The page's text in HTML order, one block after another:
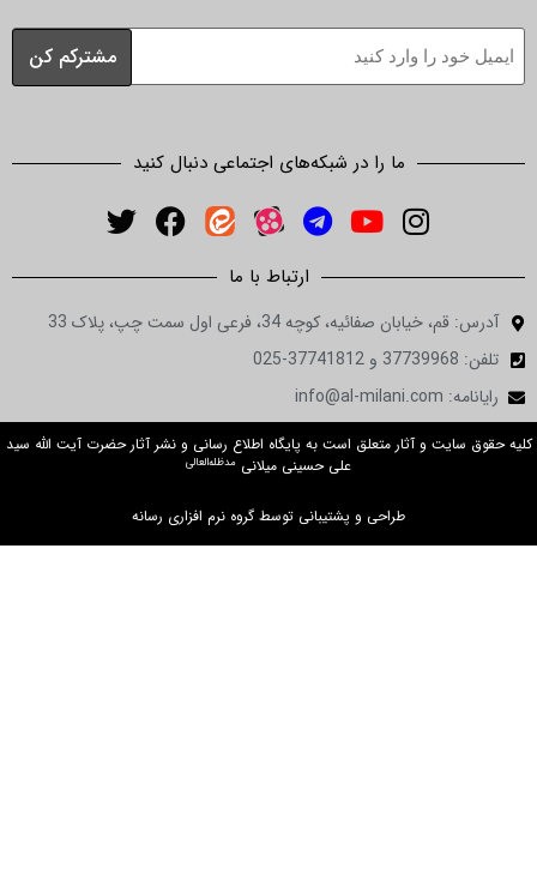
ما را در شبکه‌های اجتماعی دنبال کنید
ارتباط با ما
آدرس: قم، خیابان صفائیه، کوچه 34، فرعی اول سمت چپ، پلاک 33
تلفن: 37739968 و 37741812-025
رایانامه: info@al-milani.com
کلیه حقوق سایت و آثار متعلق است به پایگاه اطلاع رسانی و نشر آثار حضرت آیت الله سید
علی حسینی میلانی مدظله‌العالی
طراحی و پشتیبانی توسط گروه نرم افزاری رسانه